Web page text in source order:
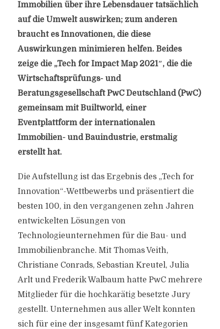
Immobilien über ihre Lebensdauer tatsächlich
auf die Umwelt auswirken; zum anderen
braucht es Innovationen, die diese
Auswirkungen minimieren helfen. Beides
zeige die „Tech for Impact Map 2021″, die die
Wirtschaftsprüfungs- und
Beratungsgesellschaft PwC Deutschland (PwC)
gemeinsam mit Builtworld, einer
Eventplattform der internationalen
Immobilien- und Bauindustrie, erstmalig
erstellt hat.
Die Aufstellung ist das Ergebnis des „Tech for
Innovation“-Wettbewerbs und präsentiert die
besten 100, in den vergangenen zehn Jahren
entwickelten Lösungen von
Technologieunternehmen für die Bau- und
Immobilienbranche. Mit Thomas Veith,
Christiane Conrads, Sebastian Kreutel, Julia
Arlt und Frederik Walbaum hatte PwC mehrere
Mitglieder für die hochkarätig besetzte Jury
gestellt. Unternehmen aus aller Welt konnten
sich für eine der insgesamt fünf Kategorien